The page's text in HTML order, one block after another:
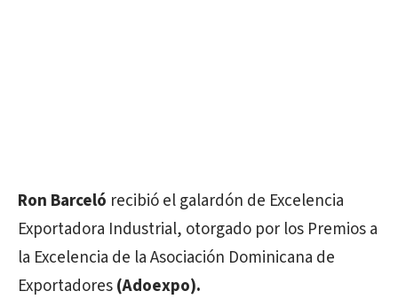
Ron Barceló recibió el galardón de Excelencia
Exportadora Industrial, otorgado por los Premios a
la Excelencia de la Asociación Dominicana de
Exportadores(Adoexpo).